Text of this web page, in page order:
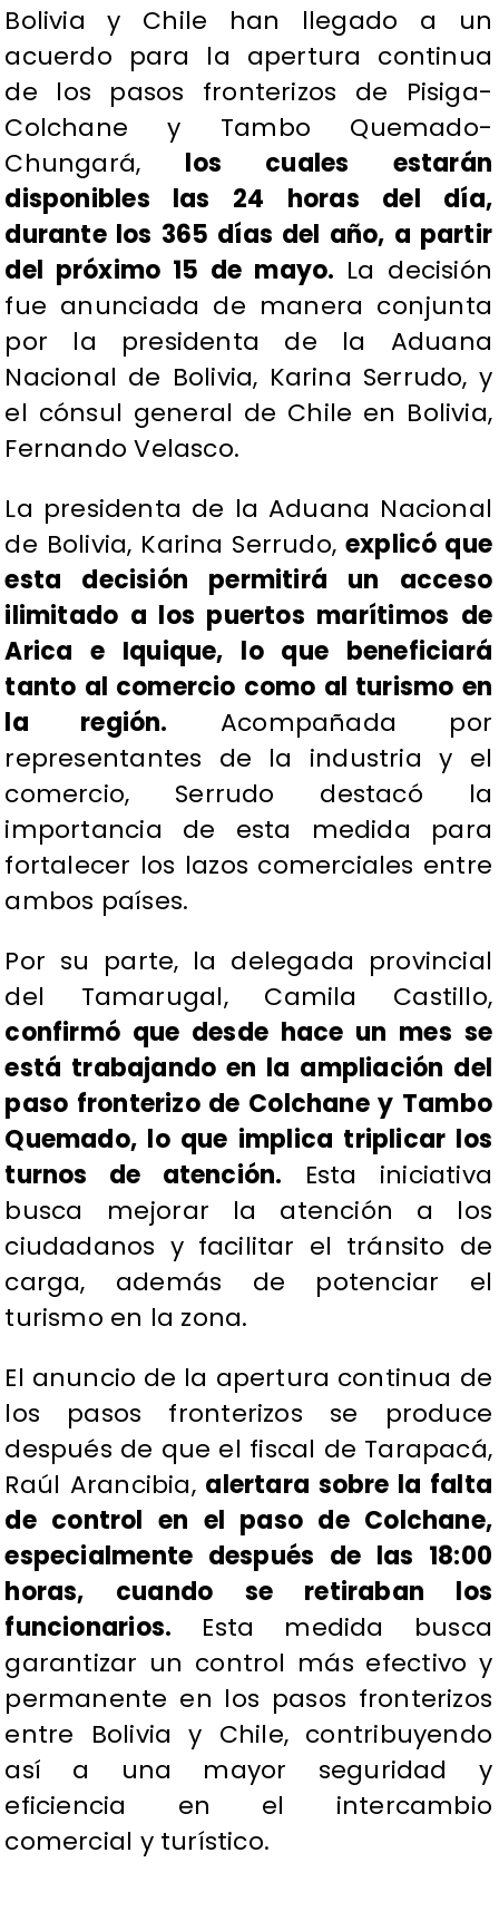
​Bolivia y Chile han llegado a un
acuerdo para la apertura continua
de los pasos fronterizos de Pisiga-
Colchane y Tambo Quemado-
Chungará, los cuales estarán
disponibles las 24 horas del día,
durante los 365 días del año, a partir
del próximo 15 de mayo. La decisión
fue anunciada de manera conjunta
por la presidenta de la Aduana
Nacional de Bolivia, Karina Serrudo, y
el cónsul general de Chile en Bolivia,
Fernando Velasco.
La presidenta de la Aduana Nacional
de Bolivia, Karina Serrudo,explicó que
esta decisión permitirá un acceso
ilimitado a los puertos marítimos de
Arica e Iquique, lo que beneficiará
tanto al comercio como al turismo en
la región. Acompañada por
representantes de la industria y el
comercio, Serrudo destacó la
importancia de esta medida para
fortalecer los lazos comerciales entre
ambos países.
​Por su parte, la delegada provincial
del Tamarugal, Camila Castillo,
confirmó que desde hace un mes se
está trabajando en la ampliación del
paso fronterizo de Colchane y Tambo
Quemado, lo que implica triplicar los
turnos de atención. Esta iniciativa
busca mejorar la atención a los
ciudadanos y facilitar el tránsito de
carga, además de potenciar el
turismo en la zona.
El anuncio de la apertura continua de
los pasos fronterizos se produce
después de que el fiscal de Tarapacá,
Raúl Arancibia, alertara sobre la falta
de control en el paso de Colchane,
especialmente después de las 18:00
horas, cuando se retiraban los
funcionarios. Esta medida busca
garantizar un control más efectivo y
permanente en los pasos fronterizos
entre Bolivia y Chile, contribuyendo
así a una mayor seguridad y
eficiencia en el intercambio
comercial y turístico.